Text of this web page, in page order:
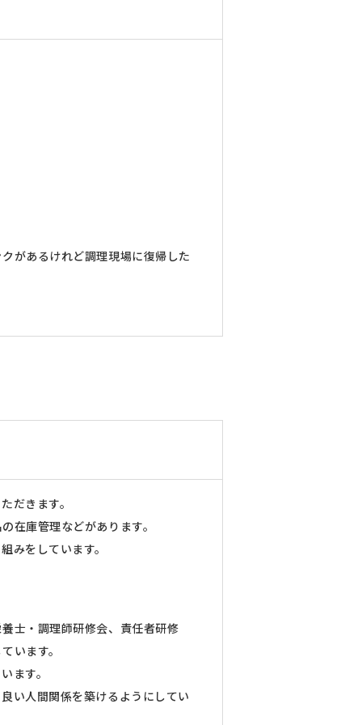
があるけれど調理現場に復帰した
だきます。
在庫管理などがあります。
みをしています。
士・調理師研修会、責任者研修
います。
ます。
い人間関係を築けるようにしてい